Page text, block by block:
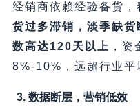
经销商依赖经验备货，​
货过多滞销，淡季缺货
数高达120天以上 ，
8%-10%，远超行业平
3. 数据断层，营销低效